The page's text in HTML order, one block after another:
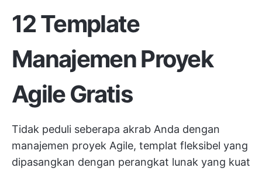
12 Template
Manajemen Proyek
Agile Gratis
Tidak peduli seberapa akrab Anda dengan
manajemen proyek Agile, templat fleksibel yang
dipasangkan dengan perangkat lunak yang kuat